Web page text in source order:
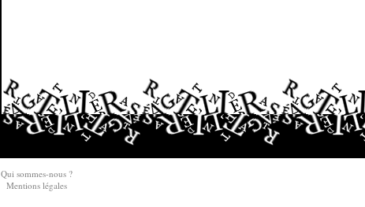
Qui sommes-nous ?
Mentions légales